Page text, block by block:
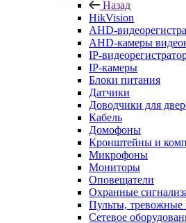
Назад
HikVision
AHD-
AHD-камеры
IP-
IP-камеры
Блоки питания
Датчики
Доводчики для
Кабель
Домофоны
Кронштейны и
Микрофоны
Мониторы
Оповещатели
Охранные
Пульты, тревожные
Сетевое